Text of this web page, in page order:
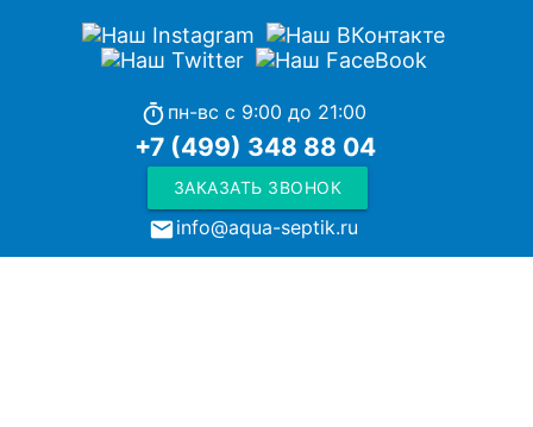
timer пн-вс с 9:00 до 21:00
+7 (499) 348 88 04
ЗАКАЗАТЬ ЗВОНОК
local_post_officeinfo@aqua-septik.ru